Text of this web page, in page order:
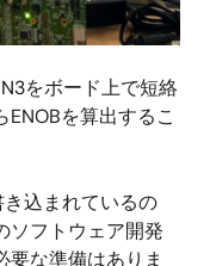
をボード上で短絡
を算出するこ
込まれているの
ソフトウェア開発
要な準備はありま